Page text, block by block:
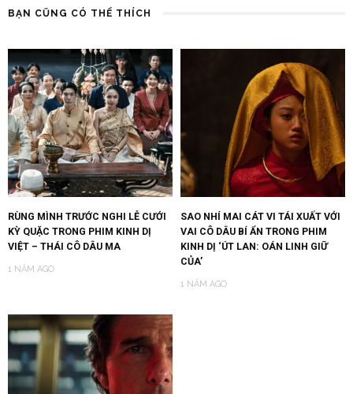
BẠN CŨNG CÓ THỂ THÍCH
RÙNG MÌNH TRƯỚC NGHI LỄ CƯỚI
KỲ QUẶC TRONG PHIM KINH DỊ
VIỆT – THÁI CÔ DÂU MA
1 NĂM AGO
SAO NHÍ MAI CÁT VI TÁI XUẤT VỚI
VAI CÔ DÂU BÍ ẨN TRONG PHIM
KINH DỊ ‘ÚT LAN: OÁN LINH GIỮ
CỦA’
1 NĂM AGO